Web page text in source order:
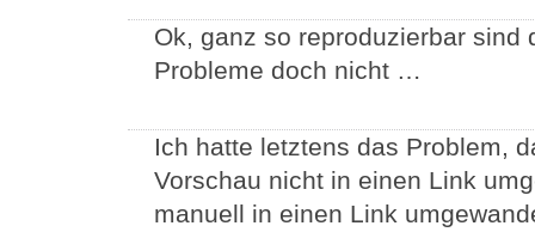
Ok, ganz so reproduzierbar sind
Probleme doch nicht …
Ich hatte letztens das Problem,
Vorschau nicht in einen Link
manuell in einen Link